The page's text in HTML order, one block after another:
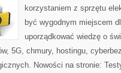
korzystaniem z sprzętu
być wygodnym miejscem
uporządkować wiedzę o
5G, chmury, hostingu,
Nowości na stronie: